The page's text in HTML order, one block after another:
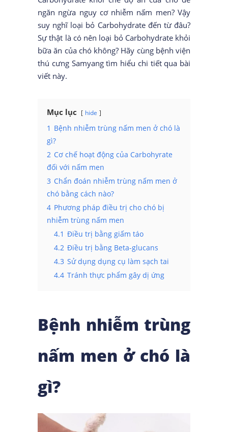
ngăn ngừa nguy cơ nhiễm nấm men? Vậy
suy nghĩ loại bỏ Carbohydrate đến từ đâu?
Sự thật là có nên loại bỏ Carbohydrate khỏi
bữa ăn của chó không? Hãy cùng bệnh viện
thú cưng Samyang tìm hiểu chi tiết qua bài
viết này.
Mục lục hide
1 Bệnh nhiễm trùng nấm men ở chó là
gì?
2 Cơ chế hoạt động của Carbohyrate
đối với nấm men
3 Chẩn đoán nhiễm trùng nấm men ở
chó bằng cách nào?
4 Phương pháp điều trị cho chó bị
nhiễm trùng nấm men
4.1 Điều trị bằng giấm táo
4.2 Điều trị bằng Beta-glucans
4.3 Sử dụng dụng cụ làm sạch tai
4.4 Tránh thực phẩm gây dị ứng
Bệnh nhiễm trùng
nấm men ở chó là
gì?